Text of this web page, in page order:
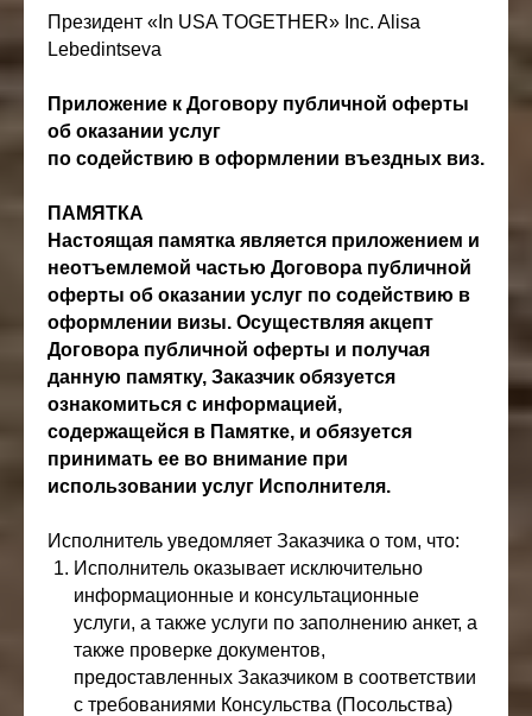
Президент «In USA TOGETHER» Inc. Alisa
Lebedintseva
Приложение к Договору публичной оферты
об оказании услуг
по содействию в оформлении въездных виз.
ПАМЯТКА
Настоящая памятка является приложением и
неотъемлемой частью Договора публичной
оферты об оказании услуг по содействию в
оформлении визы. Осуществляя акцепт
Договора публичной оферты и получая
данную памятку, Заказчик обязуется
ознакомиться с информацией,
содержащейся в Памятке, и обязуется
принимать ее во внимание при
использовании услуг Исполнителя.
Исполнитель уведомляет Заказчика о том, что:
Исполнитель оказывает исключительно
информационные и консультационные
услуги, а также услуги по заполнению анкет, а
также проверке документов,
предоставленных Заказчиком в соответствии
с требованиями Консульства (Посольства)